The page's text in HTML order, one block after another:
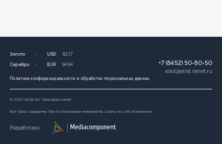
Политика конфиденциальности и обработки персональных данных.
Золото -
Серебро -
USD 82,17
EUR 94,84 +7 (8452) 50-80-50
elist@elist.renet.ru
© 2007-2026 АО “Электроисточник”
Все права защищены. При использовании материалов ссылка на сайт обязательна.
Разработано